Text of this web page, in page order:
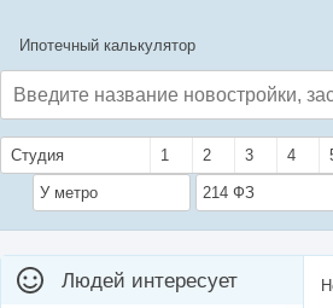
Ипотечный калькулятор
Студия 1 2 3 4
У метро 214 ФЗ
Людей интересует